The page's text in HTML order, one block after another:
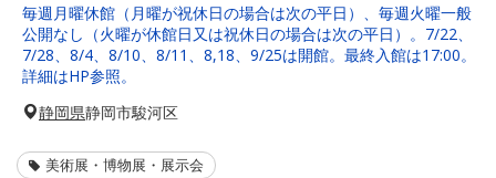
毎週月曜休館（月曜が祝休日の場合は次の平日）、毎週火曜一般
公開なし（火曜が休館日又は祝休日の場合は次の平日）。7/22、
7/28、8/4、8/10、8/11、8,18、9/25は開館。最終入館は17:00。
詳細はHP参照。
静岡県静岡市駿河区
美術展・博物展・展示会